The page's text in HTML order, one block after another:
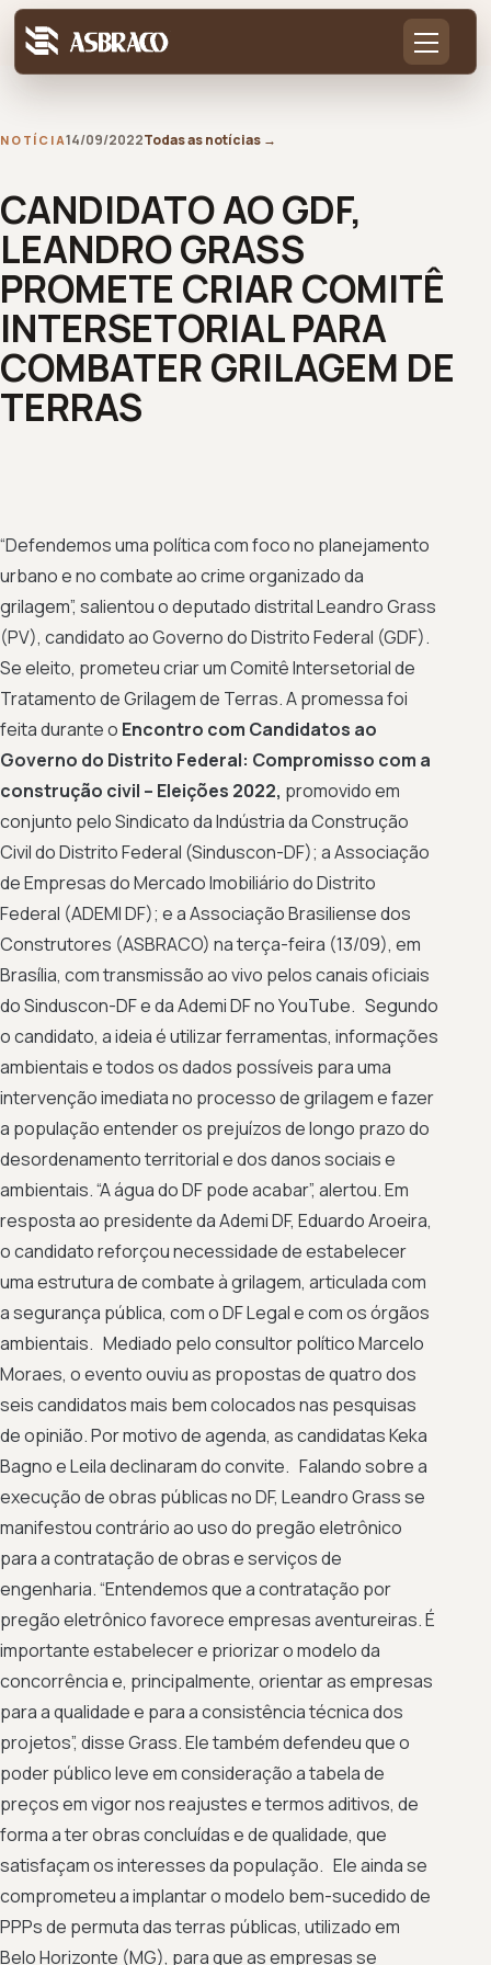
NOTÍCIA14/09/2022Todas as notícias →
CANDIDATO AO GDF,
LEANDRO GRASS
PROMETE CRIAR COMITÊ
INTERSETORIAL PARA
COMBATER GRILAGEM DE
TERRAS
“Defendemos uma política com foco no planejamento
urbano e no combate ao crime organizado da
grilagem”, salientou o deputado distrital Leandro Grass
(PV), candidato ao Governo do Distrito Federal (GDF).
Se eleito, prometeu criar um Comitê Intersetorial de
Tratamento de Grilagem de Terras. A promessa foi
feita durante o Encontro com Candidatos ao
Governo do Distrito Federal: Compromisso com a
construção civil – Eleições 2022, promovido em
conjunto pelo Sindicato da Indústria da Construção
Civil do Distrito Federal (Sinduscon-DF); a Associação
de Empresas do Mercado Imobiliário do Distrito
Federal (ADEMI DF); e a Associação Brasiliense dos
Construtores (ASBRACO) na terça-feira (13/09), em
Brasília, com transmissão ao vivo pelos canais oficiais
do Sinduscon-DF e da Ademi DF no YouTube. Segundo
o candidato, a ideia é utilizar ferramentas, informações
ambientais e todos os dados possíveis para uma
intervenção imediata no processo de grilagem e fazer
a população entender os prejuízos de longo prazo do
desordenamento territorial e dos danos sociais e
ambientais. “A água do DF pode acabar”, alertou. Em
resposta ao presidente da Ademi DF, Eduardo Aroeira,
o candidato reforçou necessidade de estabelecer
uma estrutura de combate à grilagem, articulada com
a segurança pública, com o DF Legal e com os órgãos
ambientais. Mediado pelo consultor político Marcelo
Moraes, o evento ouviu as propostas de quatro dos
seis candidatos mais bem colocados nas pesquisas
de opinião. Por motivo de agenda, as candidatas Keka
Bagno e Leila declinaram do convite. Falando sobre a
execução de obras públicas no DF, Leandro Grass se
manifestou contrário ao uso do pregão eletrônico
para a contratação de obras e serviços de
engenharia. “Entendemos que a contratação por
pregão eletrônico favorece empresas aventureiras. É
importante estabelecer e priorizar o modelo da
concorrência e, principalmente, orientar as empresas
para a qualidade e para a consistência técnica dos
projetos”, disse Grass. Ele também defendeu que o
poder público leve em consideração a tabela de
preços em vigor nos reajustes e termos aditivos, de
forma a ter obras concluídas e de qualidade, que
satisfaçam os interesses da população. Ele ainda se
comprometeu a implantar o modelo bem-sucedido de
PPPs de permuta das terras públicas, utilizado em
Belo Horizonte (MG), para que as empresas se